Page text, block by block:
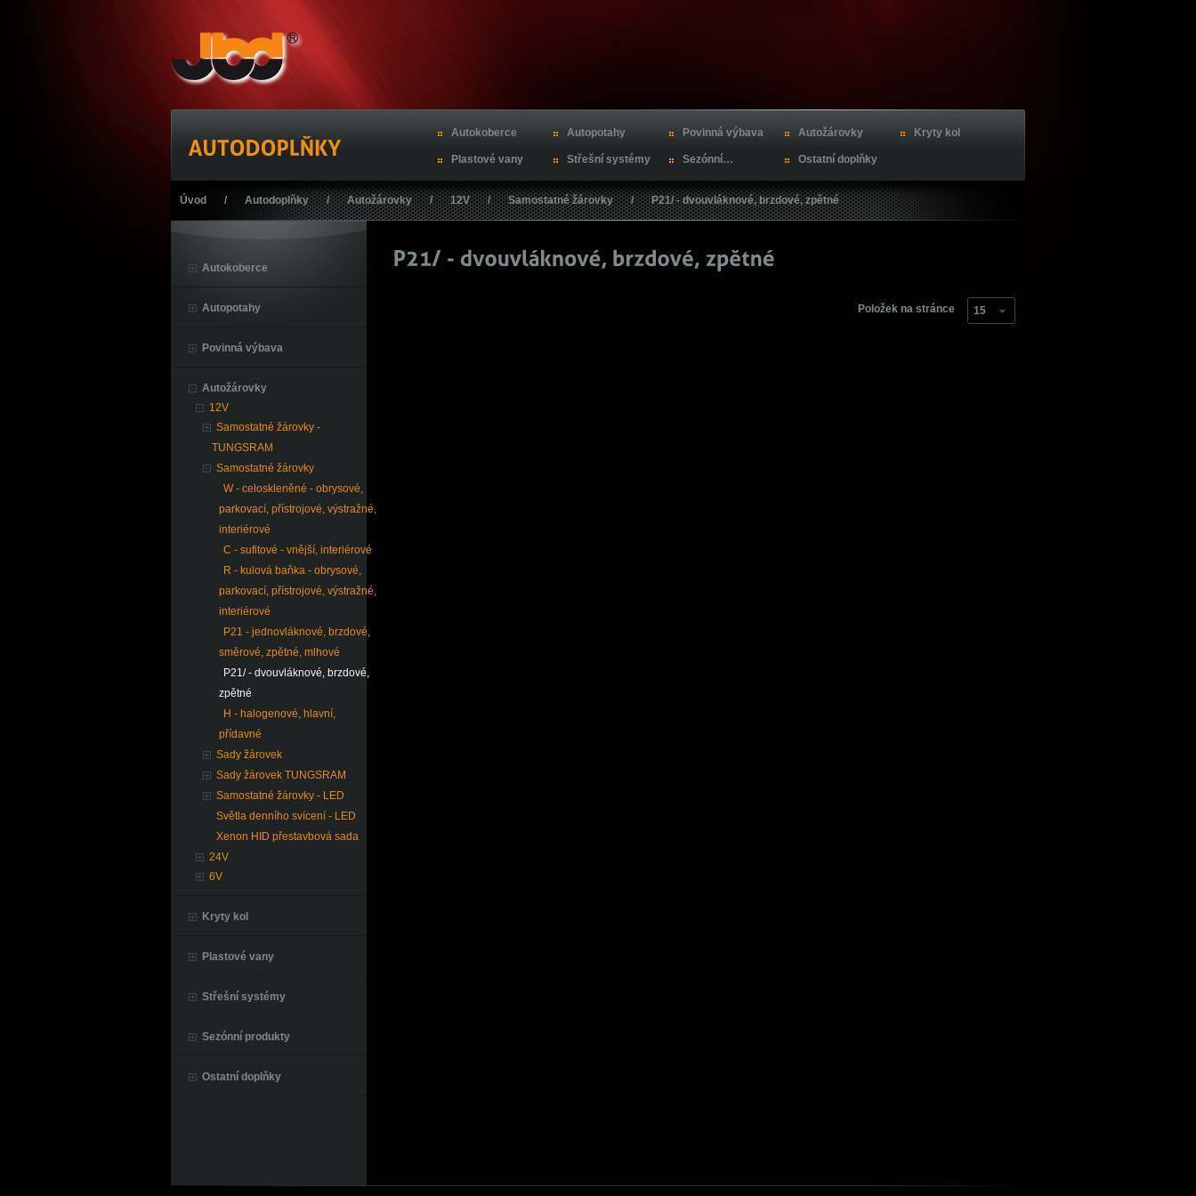
Autokoberce Autopotahy Povinná výbava Autožárovky Kryty kol
Plastové vany Střešní systémy Sezónní… Ostatní doplňky
Úvod / Autodoplňky / Autožárovky / 12V / Samostatné žárovky / P21/ - dvouvláknové, brzdové, zpětné
Autokoberce
Autopotahy
Povinná výbava
Autožárovky
12V
Samostatné žárovky -
TUNGSRAM
Samostatné žárovky
W - celoskleněné - obrysové,
parkovací, přístrojové, výstražné,
interiérové
C - sufitové - vnější, interiérové
R - kulová baňka - obrysové,
parkovací, přístrojové, výstražné,
interiérové
P21 - jednovláknové, brzdové,
směrové, zpětné, mlhové
P21/ - dvouvláknové, brzdové,
zpětné
H - halogenové, hlavní,
přídavné
Sady žárovek
Sady žárovek TUNGSRAM
Samostatné žárovky - LED
Světla denního svícení - LED
Xenon HID přestavbová sada
24V
6V
Kryty kol
Plastové vany
Střešní systémy
Sezónní produkty
Ostatní doplňky
Položek na stránce 15